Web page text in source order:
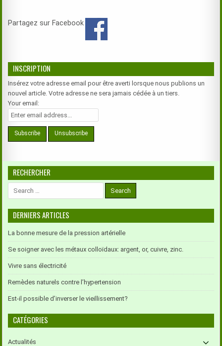
Partagez sur Facebook
INSCRIPTION
Insérez votre adresse email pour être averti lorsque nous publions un
nouvel article. Votre adresse ne sera jamais cédée à un tiers.
Your email:
RECHERCHER
DERNIERS ARTICLES
La bonne mesure de la pression artérielle
Se soigner avec les métaux colloïdaux: argent, or, cuivre, zinc.
Vivre sans électricité
Remèdes naturels contre l’hypertension
Est-il possible d’inverser le vieillissement?
CATÉGORIES
Actualités